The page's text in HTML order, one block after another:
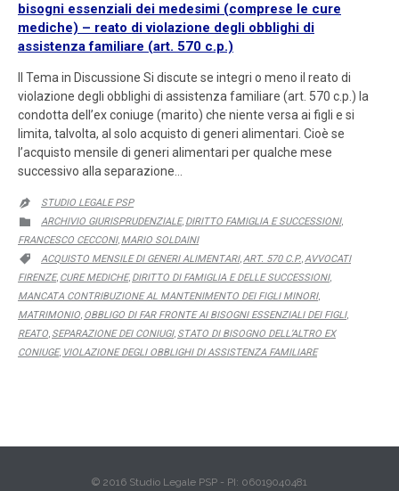
bisogni essenziali dei medesimi (comprese le cure
mediche) – reato di violazione degli obblighi di
assistenza familiare (art. 570 c.p.)
Il Tema in Discussione Si discute se integri o meno il reato di
violazione degli obblighi di assistenza familiare (art. 570 c.p.) la
condotta dell’ex coniuge (marito) che niente versa ai figli e si
limita, talvolta, al solo acquisto di generi alimentari. Cioè se
l’acquisto mensile di generi alimentari per qualche mese
successivo alla separazione…

STUDIO LEGALE PSP

CATEGORY
ARCHIVIO GIURISPRUDENZIALE, DIRITTO FAMIGLIA E SUCCESSIONI,
FRANCESCO CECCONI, MARIO SOLDAINI

CATEGORY
ACQUISTO MENSILE DI GENERI ALIMENTARI, ART. 570 C.P. AVVOCATI
FIRENZE, CURE MEDICHE, DIRITTO DI FAMIGLIA E DELLE SUCCESSIONI,
MANCATA CONTRIBUZIONE AL MANTENIMENTO DEI FIGLI MINORI,
MATRIMONIO OBBLIGO DI FAR FRONTE AI BISOGNI ESSENZIALI DEI FIGLI,
REATO SEPARAZIONE DEI CONIUGI, STATO DI BISOGNO DELL’ALTRO EX
CONIUGE, VIOLAZIONE DEGLI OBBLIGHI DI ASSISTENZA FAMILIARE
© 2016 Studio Legale PSP - PI: 06019040481